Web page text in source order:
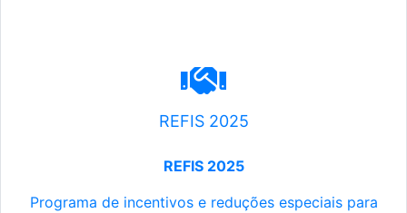
REFIS 2025
REFIS 2025
Programa de incentivos e reduções especiais para